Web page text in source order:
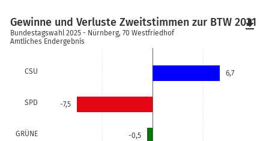
CSU
SPD
GRÜNE
6,7
-7,5
-0,5
Gewinne und Verluste Zweitstimmen zur BTW 2021
Bundestagswahl 2025 - Nürnberg, 70 Westfriedhof
Amtliches Endergebnis
file_download